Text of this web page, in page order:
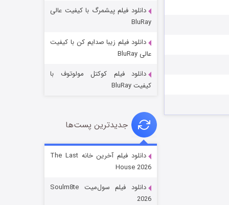
جادوگری در مغولستان
قسمت
دانلود فیلم پیشمرگ با کیفیت عالی
BluRay
دانلود فیلم زیبا صدایم کن با کیفیت
عالی BluRay
دانلود فیلم کوکتل مولوتوف با
کیفیت BluRay
جدیدترین پست‌ها
دانلود فیلم آخرین خانه The Last
House 2026
دانلود فیلم سول‌میت Soulm8te
2026